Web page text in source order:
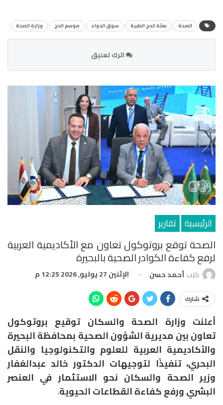
الصحة بعثة الحج الطبية سوق الدواء موسم الحج وزارة الصحة
اترك تعليق
الرئيسية تقارير
الصحة توقع بروتوكول تعاون مع الأكاديمية العربية
لرفع كفاءة الكوادر الصحية بالبحيرة
كتب أحمد حسن الإثنين 27 يوليو, 2026 12:25 م
شارك
أعلنت وزارة الصحة والسكان توقيع بروتوكول
تعاون بين مديرية الشؤون الصحية بمحافظة البحيرة
والأكاديمية العربية للعلوم والتكنولوجيا والنقل
البحري، تنفيذًا لتوجيهات الدكتور خالد عبدالغفار
وزير الصحة والسكان نحو الاستثمار في العنصر
البشري ورفع كفاءة القطاعات الحيوية.